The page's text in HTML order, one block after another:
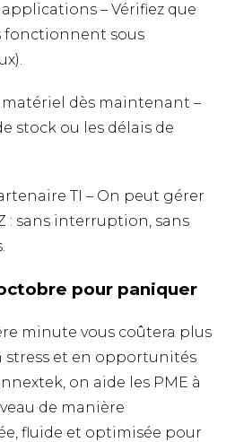
applications – Vérifiez que
fonctionnent sous
dès maintenant –
stock ou les délais de
TI – On peut gérer
: sans interruption, sans
pour paniquer
minute vous coûtera plus
stress et en opportunités
on aide les PME à
de manière
fluide et optimisée pour